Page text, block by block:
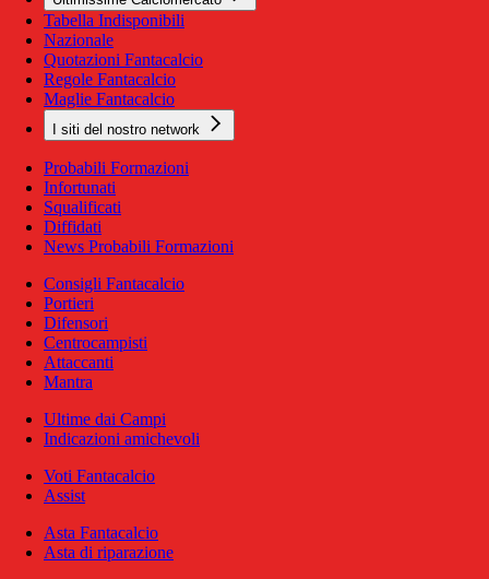
Tabella Indisponibili
Nazionale
Quotazioni Fantacalcio
Regole Fantacalcio
Maglie Fantacalcio
I siti del nostro network
Probabili Formazioni
Infortunati
Squalificati
Diffidati
News Probabili Formazioni
Consigli Fantacalcio
Portieri
Difensori
Centrocampisti
Attaccanti
Mantra
Ultime dai Campi
Indicazioni amichevoli
Voti Fantacalcio
Assist
Asta Fantacalcio
Asta di riparazione